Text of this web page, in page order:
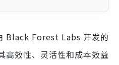
Black Forest Labs 开发的
高效性、灵活性和成本效益